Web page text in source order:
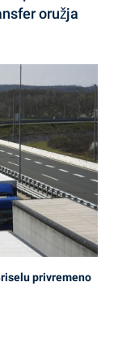
oružja
privremeno